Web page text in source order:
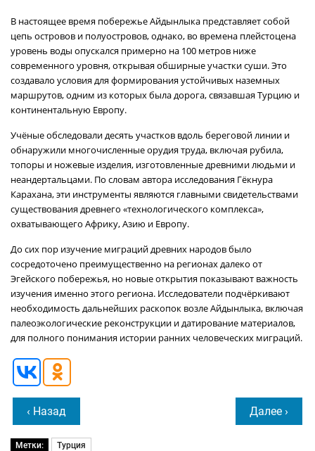
В настоящее время побережье Айдынлыка представляет собой
цепь островов и полуостровов, однако, во времена плейстоцена
уровень воды опускался примерно на 100 метров ниже
современного уровня, открывая обширные участки суши. Это
создавало условия для формирования устойчивых наземных
маршрутов, одним из которых была дорога, связавшая Турцию и
континентальную Европу.
Учёные обследовали десять участков вдоль береговой линии и
обнаружили многочисленные орудия труда, включая рубила,
топоры и ножевые изделия, изготовленные древними людьми и
неандертальцами. По словам автора исследования Гёкнура
Карахана, эти инструменты являются главными свидетельствами
существования древнего «технологического комплекса»,
охватывающего Африку, Азию и Европу.
До сих пор изучение миграций древних народов было
сосредоточено преимущественно на регионах далеко от
Эгейского побережья, но новые открытия показывают важность
изучения именно этого региона. Исследователи подчёркивают
необходимость дальнейших раскопок возле Айдынлыка, включая
палеоэкологические реконструкции и датирование материалов,
для полного понимания истории ранних человеческих миграций.
‹ Назад Далее ›
Метки: Турция